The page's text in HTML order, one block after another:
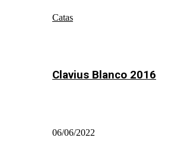
Catas
Clavius Blanco 2016
06/06/2022